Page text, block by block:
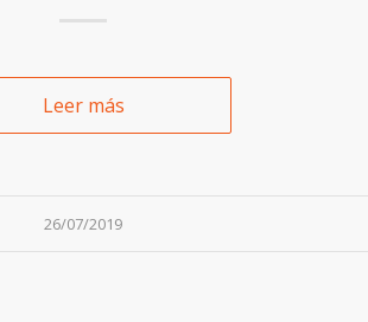
Leer más
26/07/2019